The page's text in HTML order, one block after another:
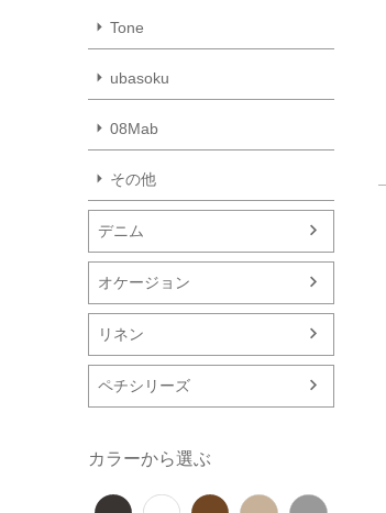
Tone
ubasoku
08Mab
その他
デニム
オケージョン
リネン
ペチシリーズ
カラーから選ぶ